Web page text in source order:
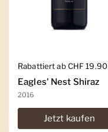
Regulärer Preis
Rabattiert ab CHF 19.90
Eagles' Nest Shiraz
2016
Jetzt kaufen